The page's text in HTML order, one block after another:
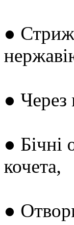
●
● Через
● Бічні
кочета,
●